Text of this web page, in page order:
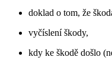
doklad o tom, že
vyčíslení škody,
kdy ke škodě došlo